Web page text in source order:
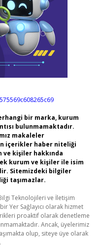
bir marka, kurum
bulunmamaktadır.
makaleler
içerikler haber niteliği
ve kişiler hakkında
kurum ve kişiler ile isim
Sitemizdeki bilgiler
taşımazlar.
Teknolojileri ve İletişim
Yer Sağlayıcı olarak hizmet
proaktif olarak denetleme
Ancak, üyelerimiz
olup, siteye üye olarak